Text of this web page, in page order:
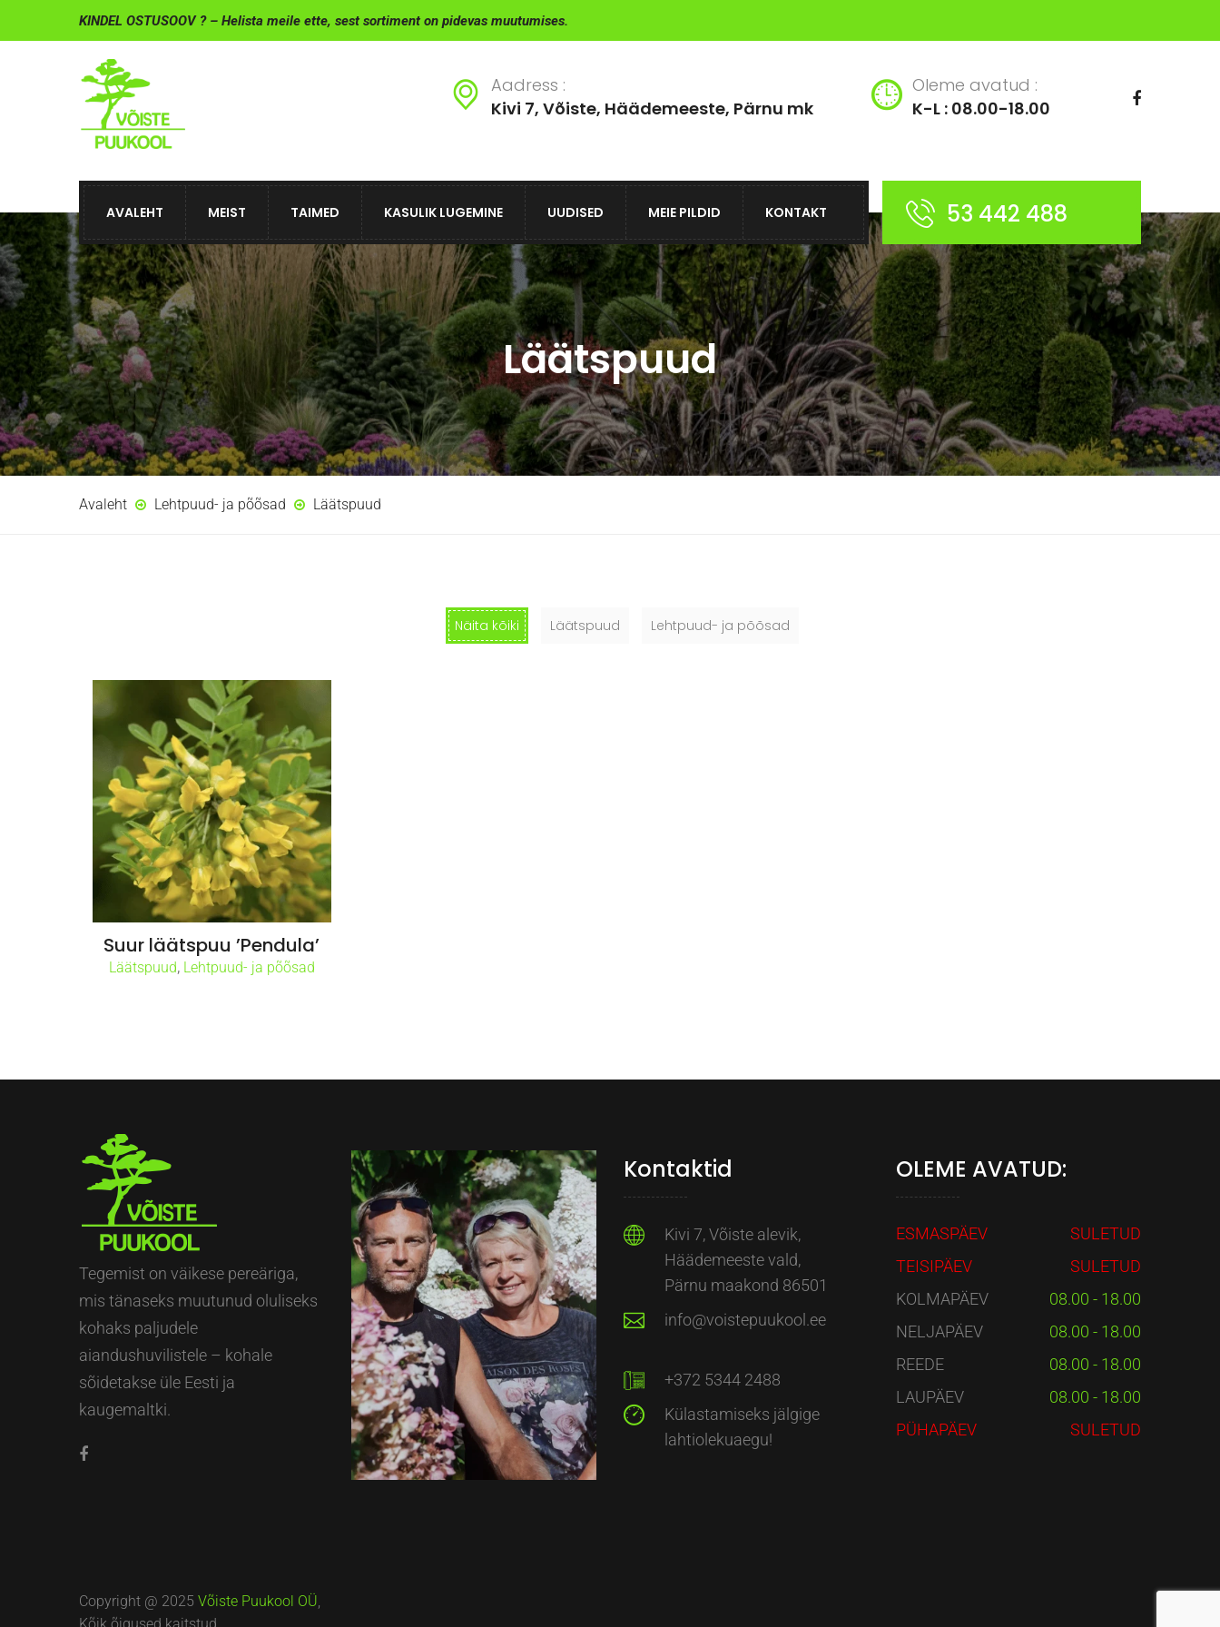
KINDEL OSTUSOOV ? – Helista meile ette, sest sortiment on pidevas muutumises.
Aadress :
Kivi 7, Võiste, Häädemeeste, Pärnu mk
Oleme avatud :
K-L : 08.00-18.00
AVALEHT MEIST TAIMED KASULIK LUGEMINE UUDISED MEIE PILDID KONTAKT 53 442 488
Läätspuud
Avaleht Lehtpuud- ja põõsad Läätspuud
Näita kõiki Läätspuud Lehtpuud- ja põõsad
Suur läätspuu ’Pendula’
Läätspuud, Lehtpuud- ja põõsad
Tegemist on väikese pereäriga,
mis tänaseks muutunud oluliseks
kohaks paljudele
aiandushuvilistele – kohale
sõidetakse üle Eesti ja
kaugemaltki.
Kontaktid
Kivi 7, Võiste alevik,
Häädemeeste vald,
Pärnu maakond 86501
info@voistepuukool.ee
+372 5344 2488
Külastamiseks jälgige
lahtiolekuaegu!
OLEME AVATUD:
ESMASPÄEV
SULETUD
TEISIPÄEV
SULETUD
KOLMAPÄEV
08.00 - 18.00
NELJAPÄEV
08.00 - 18.00
REEDE
08.00 - 18.00
LAUPÄEV
08.00 - 18.00
PÜHAPÄEV
SULETUD
Copyright @ 2025 Võiste Puukool OÜ,